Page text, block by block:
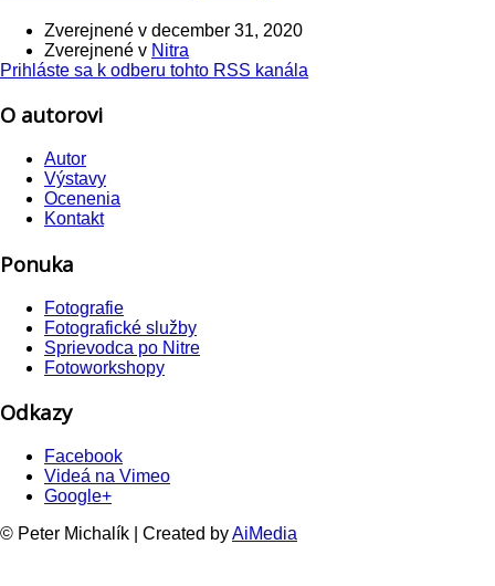
Zverejnené v december 31, 2020
Zverejnené v Nitra
Prihláste sa k odberu tohto RSS kanála
O autorovi
Autor
Výstavy
Ocenenia
Kontakt
Ponuka
Fotografie
Fotografické služby
Sprievodca po Nitre
Fotoworkshopy
Odkazy
Facebook
Videá na Vimeo
Google+
© Peter Michalík | Created byAiMedia